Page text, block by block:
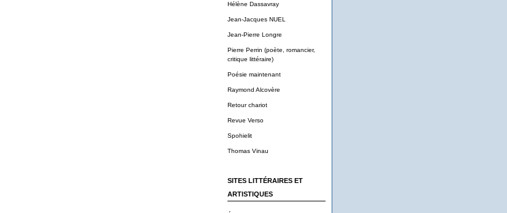
Hélène Dassavray
Jean-Jacques NUEL
Jean-Pierre Longre
Pierre Perrin (poète, romancier,
critique littéraire)
Poésie maintenant
Raymond Alcovère
Retour chariot
Revue Verso
Spohielit
Thomas Vinau
SITES LITTÉRAIRES ET
ARTISTIQUES